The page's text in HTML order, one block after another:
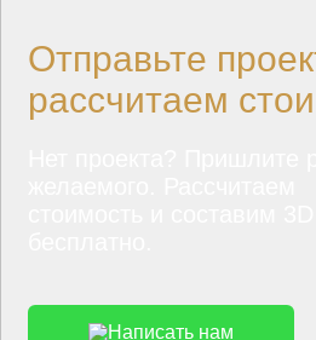
Отправьте
рассчитаем
Написать нам